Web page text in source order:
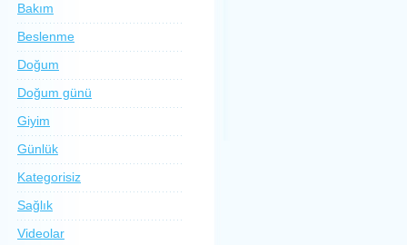
Bakım
Beslenme
Doğum
Doğum günü
Giyim
Günlük
Kategorisiz
Sağlık
Videolar